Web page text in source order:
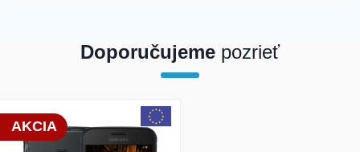
Doporučujeme pozrieť
array(1) { [0]=> int(18514) }
AKCIA